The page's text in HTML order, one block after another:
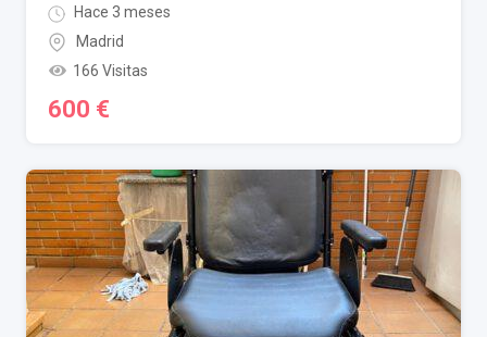
Hace 3 meses
Madrid
166 Visitas
600 €